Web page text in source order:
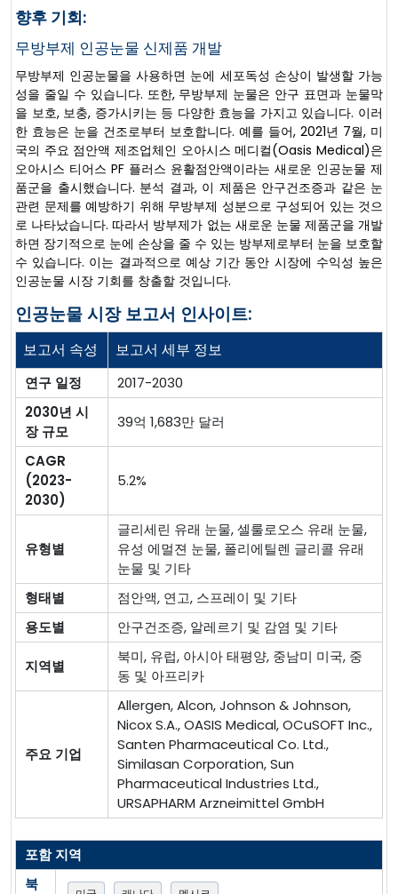
향후 기회:
무방부제 인공눈물 신제품 개발
무방부제 인공눈물을 사용하면 눈에 세포독성 손상이 발생할 가능
성을 줄일 수 있습니다. 또한, 무방부제 눈물은 안구 표면과 눈물막
을 보호, 보충, 증가시키는 등 다양한 효능을 가지고 있습니다. 이러
한 효능은 눈을 건조로부터 보호합니다. 예를 들어, 2021년 7월, 미
국의 주요 점안액 제조업체인 오아시스 메디컬(Oasis Medical)은
오아시스 티어스 PF 플러스 윤활점안액이라는 새로운 인공눈물 제
품군을 출시했습니다. 분석 결과, 이 제품은 안구건조증과 같은 눈
관련 문제를 예방하기 위해 무방부제 성분으로 구성되어 있는 것으
로 나타났습니다. 따라서 방부제가 없는 새로운 눈물 제품군을 개발
하면 장기적으로 눈에 손상을 줄 수 있는 방부제로부터 눈을 보호할
수 있습니다. 이는 결과적으로 예상 기간 동안 시장에 수익성 높은
인공눈물 시장 기회를 창출할 것입니다.
인공눈물 시장 보고서 인사이트:
보고서 속성 보고서 세부 정보
연구 일정
2017-2030
2030년 시
장 규모
39억 1,683만 달러
CAGR
(2023-
2030)
5.2%
유형별
글리세린 유래 눈물, 셀룰로오스 유래 눈물,
유성 에멀젼 눈물, 폴리에틸렌 글리콜 유래
눈물 및 기타
형태별
점안액, 연고, 스프레이 및 기타
용도별
안구건조증, 알레르기 및 감염 및 기타
지역별
북미, 유럽, 아시아 태평양, 중남미 미국, 중
동 및 아프리카
주요 기업
Allergen, Alcon, Johnson & Johnson,
Nicox S.A., OASIS Medical, OCuSOFT Inc.,
Santen Pharmaceutical Co. Ltd.,
Similasan Corporation, Sun
Pharmaceutical Industries Ltd.,
URSAPHARM Arzneimittel GmbH
포함 지역
북